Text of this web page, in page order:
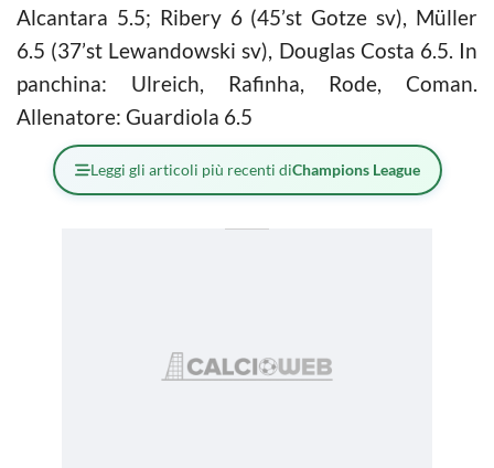
Alcantara 5.5; Ribery 6 (45’st Gotze sv), Müller
6.5 (37’st Lewandowski sv), Douglas Costa 6.5. In
panchina: Ulreich, Rafinha, Rode, Coman.
Allenatore: Guardiola 6.5
Leggi gli articoli più recenti diChampions League